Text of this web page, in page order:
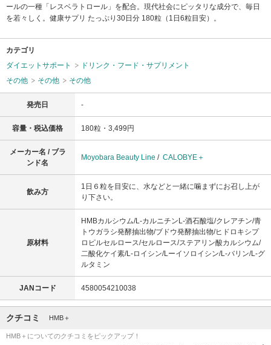
ールの一種「レスベラトロール」を配合。現代社会にピッタリな成分で、毎日
を若々しく。健康サプリ たっぷり30日分 180粒（1日6粒目安）。
カテゴリ
ダイエットサポート
ドリンク・フード・サプリメント
その他
その他 その他
発売日 -
容量・税込価格 180粒・3,499円
メーカー名 / ブラ
ンド名
Moyobara Beauty Line / CALOBYE＋
飲み方
1日６粒を目安に、水などと一緒に噛まずにお召し上が
り下さい。
原材料
HMBカルシウム/L-カルニチンL-酒石酸塩/クレアチン/青
トウガラシ発酵抽出物/ブドウ発酵抽出物/ヒドロキシプ
ロピルセルロース/セルロース/ステアリン酸カルシウム/
二酸化ケイ素/L-ロイシン/Lーイソロイシン/L-バリン/L-グ
ルタミン
JANコード 4580054210038
クチコミ HMB＋
HMB＋についてのクチコミをピックアップ！